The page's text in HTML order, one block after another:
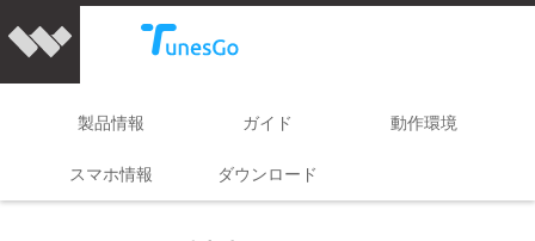
製品情報 ガイド 動作環境
スマホ情報 ダウンロード